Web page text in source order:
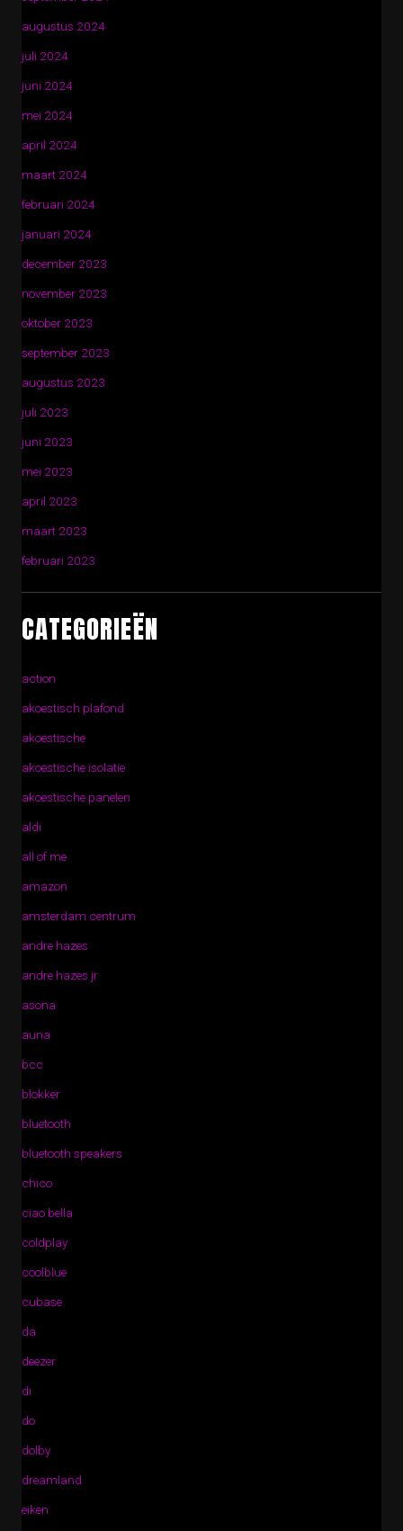
augustus 2024
juli 2024
juni 2024
mei 2024
april 2024
maart 2024
februari 2024
januari 2024
december 2023
november 2023
oktober 2023
september 2023
augustus 2023
juli 2023
juni 2023
mei 2023
april 2023
maart 2023
februari 2023
CATEGORIEËN
action
akoestisch plafond
akoestische
akoestische isolatie
akoestische panelen
aldi
all of me
amazon
amsterdam centrum
andre hazes
andre hazes jr
asona
auna
bcc
blokker
bluetooth
bluetooth speakers
chico
ciao bella
coldplay
coolblue
cubase
da
deezer
di
do
dolby
dreamland
eiken